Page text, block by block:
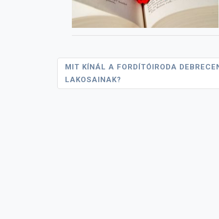
Bejegyzés
Navigáció
MIT KÍNÁL A FORDÍTÓIRODA
LAKOSAINAK?